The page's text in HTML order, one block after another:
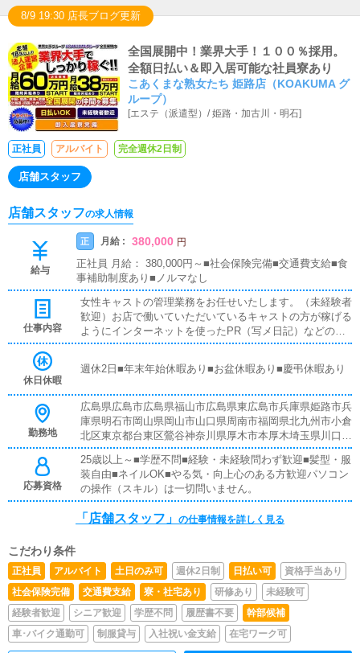
8/9 19:30 店長ブログ更新
全国展開中！業界大手！１００％採用。
全額日払い＆即入居可能な社員寮あり
こあくまな熟女たち 姫路店（KOAKUMA グ
ループ）
[エステ（派遣型）/姫路・加古川・明石]
正社員 アルバイト 完全週休2日制
店舗スタッフ
店舗スタッフの求人情報
給与
正 月給 : 380,000 円
正社員 月給： 380,000円～■社会保険完備■交通費支給■食
事補助制度あり■ノルマなし
仕事内容
女性キャストの管理業務をお任せいたします。（未経験者
歓迎）お店で働いていただいているキャストの方が稼げる
ようにインターネットを使ったPR（写メ日記）などの使
い方などのアドバイスを行っていただきます同業他店のよ
フは致しません。
休日休暇
週休2日■年末年始休暇あり■お盆休暇あり■慶弔休暇あり
勤務地
広島県広島市広島県福山市広島県東広島市兵庫県姫路市兵
庫県明石市岡山県岡山市山口県周南市福岡県北九州市小倉
北区東京都台東区鶯谷神奈川県厚木市本厚木埼玉県川口市
西川口香川県高松市お好きなエリアで勤務可能です。※特
に『どこでも大丈夫』な方は優遇いたします。
応募資格
25歳以上～■学歴不問■経験・未経験問わず歓迎■髪型・服
装自由■ネイルOK■やる気・向上心のある方歓迎パソコン
の操作（スキル）は一切問いません。
「店舗スタッフ」 の仕事情報を詳しく見る
こだわり条件
正社員 アルバイト 土日のみ可 週休2日制 日払い可
資格手当あり
社会保険完備
交通費支給 寮・社宅あり 研修あり
未経験可
経験者歓迎
シニア歓迎 学歴不問 履歴書不要
幹部候補
車･バイク通勤可
制服貸与 入社祝い金支給 在宅ワーク可